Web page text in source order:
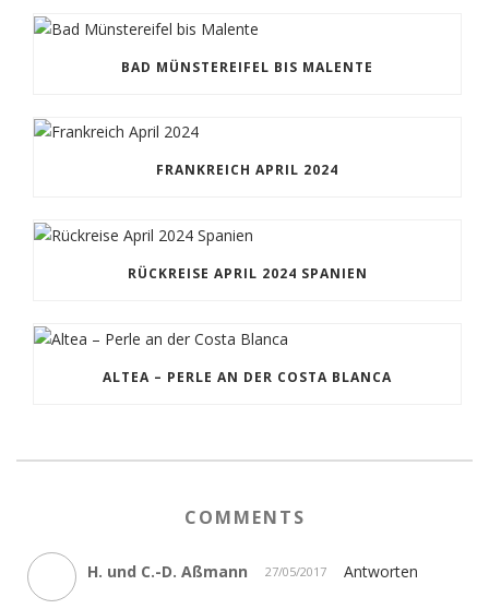
BAD MÜNSTEREIFEL BIS MALENTE
FRANKREICH APRIL 2024
RÜCKREISE APRIL 2024 SPANIEN
ALTEA – PERLE AN DER COSTA BLANCA
COMMENTS
H. und C.-D. Aßmann 27/05/2017 Antworten